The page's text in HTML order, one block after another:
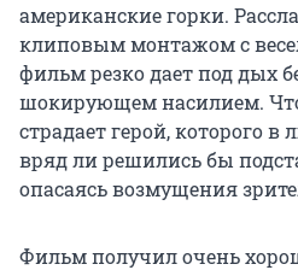
американские горки.
клиповым монтажом с
фильм резко дает под дых
шокирующем насилием.
страдает герой, которого
вряд ли решились бы
опасаясь возмущения
Фильм получил очень